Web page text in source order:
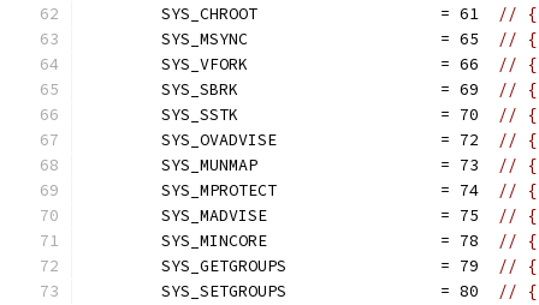
	SYS_CHROOT                   = 61
// {
	SYS_MSYNC                    = 65
// {
	SYS_VFORK                    = 66
// {
	SYS_SBRK                     = 69
// {
	SYS_SSTK                     = 70
// {
	SYS_OVADVISE                 = 72
// {
	SYS_MUNMAP                   = 73
// {
	SYS_MPROTECT                 = 74
// {
	SYS_MADVISE                  = 75
// {
	SYS_MINCORE                  = 78
// {
	SYS_GETGROUPS                = 79
// {
	SYS_SETGROUPS                = 80
// {